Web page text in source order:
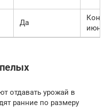
Да
Конец
июня
отдавать урожай в
ранние по размеру